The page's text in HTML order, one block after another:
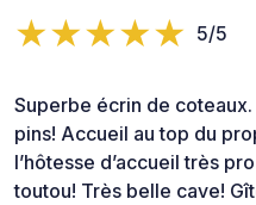
5/5
Superbe écrin de
pins! Accueil au top du
l’hôtesse d’accueil très
toutou! Très belle cave!